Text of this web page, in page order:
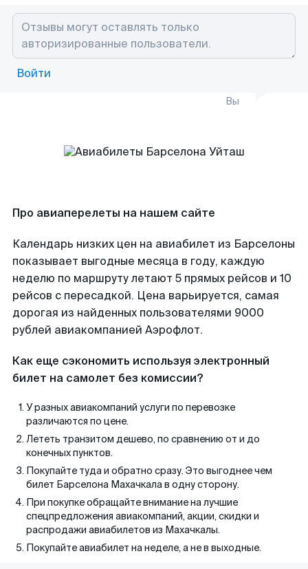
Войти
Вы
Про авиаперелеты на нашем сайте
Календарь низких цен на авиабилет из Барселоны
показывает выгодные месяца в году, каждую
неделю по маршруту летают 5 прямых рейсов и 10
рейсов с пересадкой. Цена варьируется, самая
дорогая из найденных пользователями 9000
рублей авиакомпанией Аэрофлот.
Как еще сэкономить используя электронный
билет на самолет без комиссии?
У разных авиакомпаний услуги по перевозке
различаются по цене.
Лететь транзитом дешево, по сравнению от и до
конечных пунктов.
Покупайте туда и обратно сразу. Это выгоднее чем
билет Барселона Махачкала в одну сторону.
При покупке обращайте внимание на лучшие
спецпредложения авиакомпаний, акции, скидки и
распродажи авиабилетов из Махачкалы.
Покупайте авиабилет на неделе, а не в выходные.